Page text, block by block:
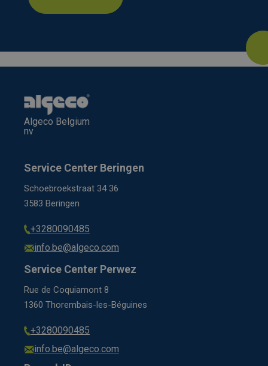
Algeco Belgium
nv
Service Center Beringen
Schoebroekstraat 34 36
3583 Beringen
+3280090485
info.be@algeco.com
Service Center Perwez
Rue de Coquiamont 8
1360 Thorembais-les-Béguines
+3280090485
info.be@algeco.com